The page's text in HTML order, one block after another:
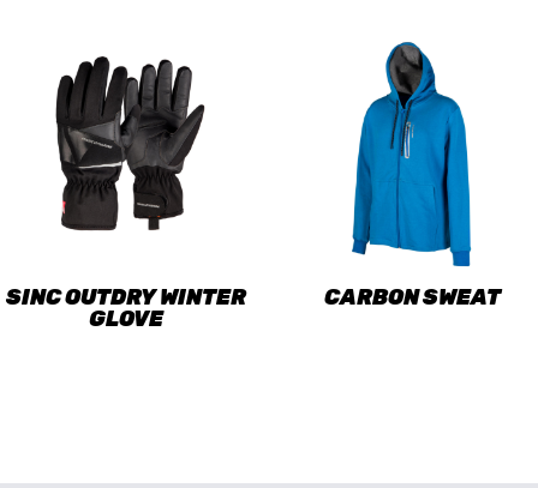
SINC OUTDRY WINTER
GLOVE
CARBON SWEAT